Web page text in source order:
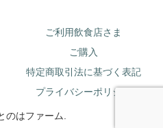
ご利用飲食店さま
ご購入
特定商取引法に基づく表記
プライバシーポリシー
のはファーム.